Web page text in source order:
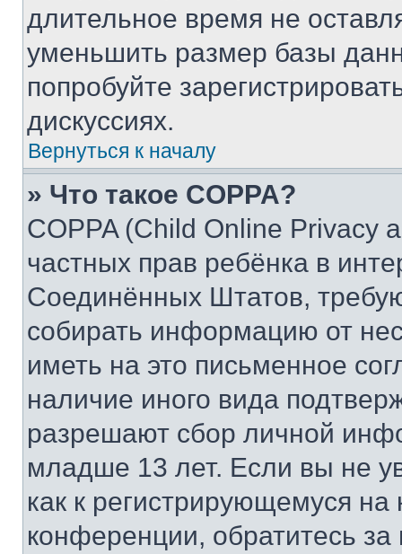
длительное время не
уменьшить размер базы
попробуйте
дискуссиях.
Вернуться к началу
» Что такое COPPA?
COPPA (Child Online Privacy
частных прав ребёнка в
Соединённых Штатов,
собирать информацию от
иметь на это письменное
наличие иного вида
разрешают сбор личной
младше 13 лет. Если вы не
как к регистрирующемуся
конференции, обратитесь